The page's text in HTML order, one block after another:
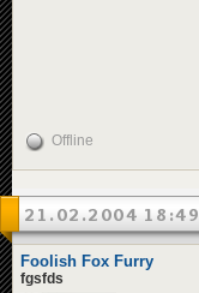
Offline
21.02.2004 18:49
Foolish Fox Furry
fgsfds